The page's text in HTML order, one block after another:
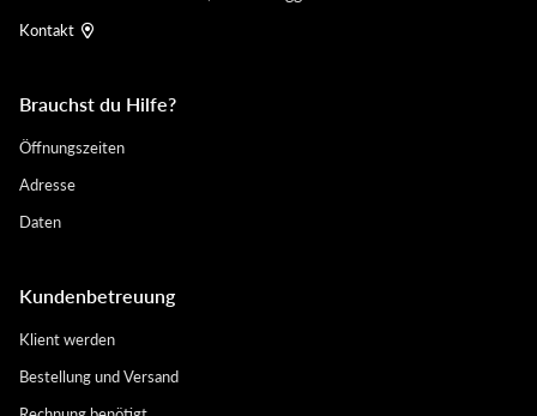
Kontakt
Brauchst du Hilfe?
Öffnungszeiten
Adresse
Daten
Kundenbetreuung
Klient werden
Bestellung und Versand